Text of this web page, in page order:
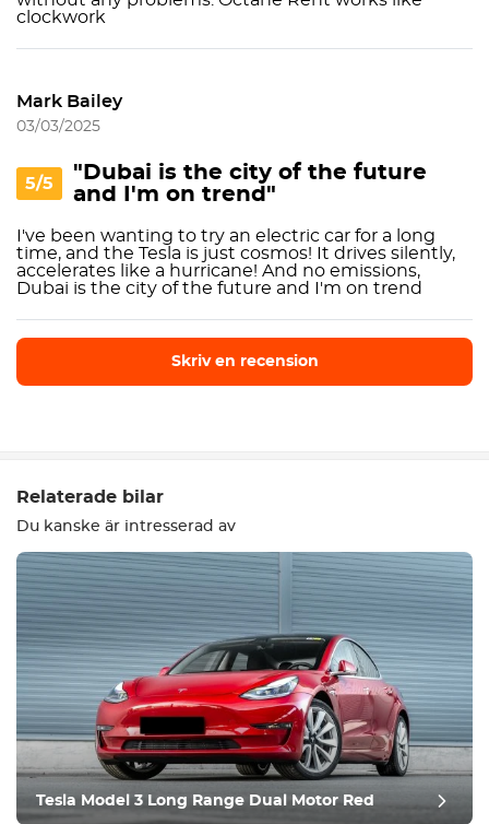
clockwork
Mark Bailey
03/03/2025
5/5
"Dubai is the city of the future
and I'm on trend"
I've been wanting to try an electric car for a long
time, and the Tesla is just cosmos! It drives silently,
accelerates like a hurricane! And no emissions,
Dubai is the city of the future and I'm on trend
Skriv en recension
Utrustning
Bekväm
Klimatkontroll
Villkor
Relaterade bilar
Du kanske är intresserad av
Tesla Model 3 Long Range Dual Motor Red